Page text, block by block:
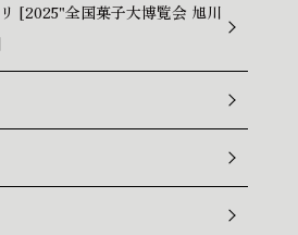
[2025"全国菓子大博覧会 旭川